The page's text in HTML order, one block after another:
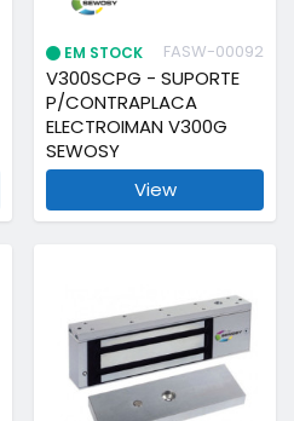
EM STOCK FASW-00092
V300SCPG - SUPORTE
P/CONTRAPLACA
ELECTROIMAN V300G
SEWOSY
View